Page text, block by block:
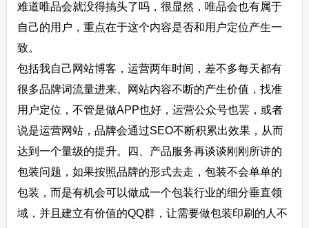
难道唯品会就没得搞头了吗，很显然，唯品会也有属于
自己的用户，重点在于这个内容是否和用户定位产生一
致。
包括我自己网站博客，运营两年时间，差不多每天都有
很多品牌词流量进来。网站内容不断的产生价值，找准
用户定位，不管是做APP也好，运营公众号也罢，或者
说是运营网站，品牌会通过SEO不断积累出效果，从而
达到一个量级的提升。四、产品服务再谈谈刚刚所讲的
包装问题，如果按照品牌的形式去走，包装不会单单的
包装，而是有机会可以做成一个包装行业的细分垂直领
域，并且建立有价值的QQ群，让需要做包装印刷的人不